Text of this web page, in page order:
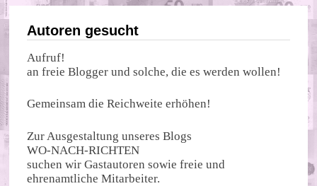
Autoren gesucht
Aufruf!
an freie Blogger und solche, die es werden wollen!
Gemeinsam die Reichweite erhöhen!
Zur Ausgestaltung unseres Blogs
WO-NACH-RICHTEN
suchen wir Gastautoren sowie freie und
ehrenamtliche Mitarbeiter.